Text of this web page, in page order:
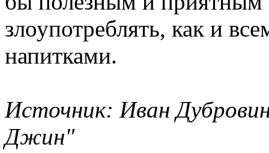
злоупотреблять, как и
напитками.
Источник: Иван
Джин"